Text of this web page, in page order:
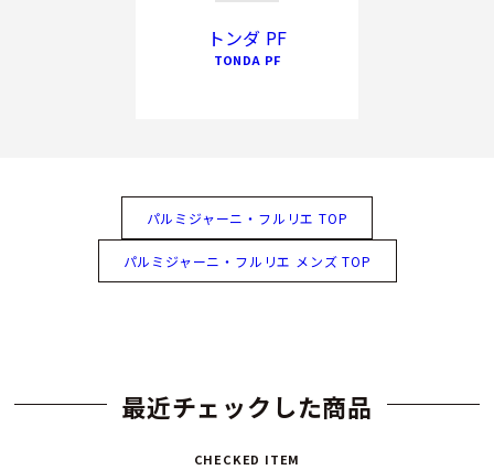
トンダ PF
TONDA PF
パルミジャーニ・フルリエ TOP
パルミジャーニ・フルリエ メンズ TOP
最近チェックした商品
CHECKED ITEM